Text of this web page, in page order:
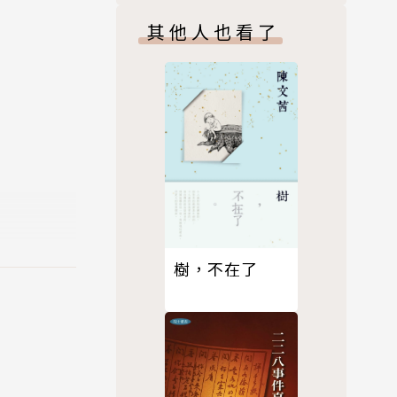
（Giulio
研究中
播公司
直至於
名大
作家並
其他人也看了
樹，不在了